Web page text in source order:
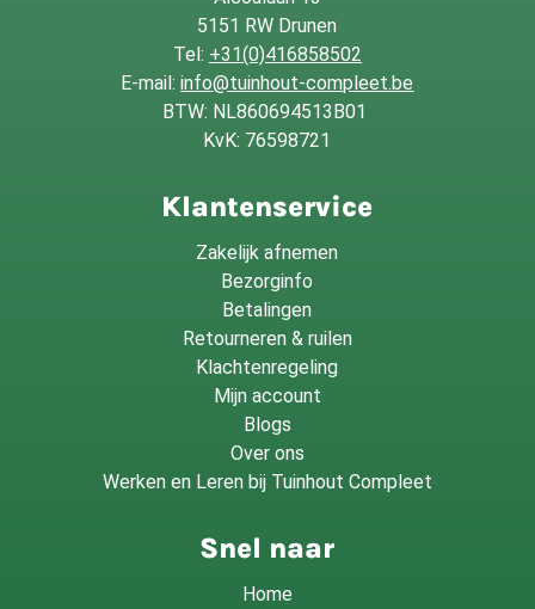
5151 RW Drunen
Tel: +31(0)416858502
E-mail:info@tuinhout-compleet.be
BTW: NL860694513B01
KvK: 76598721
Klantenservice
Zakelijk afnemen
Bezorginfo
Betalingen
Retourneren & ruilen
Klachtenregeling
Mijn account
Blogs
Over ons
Werken en Leren bij Tuinhout Compleet
Snel naar
Home